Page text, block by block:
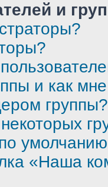
и
и как
группы?
«Наша